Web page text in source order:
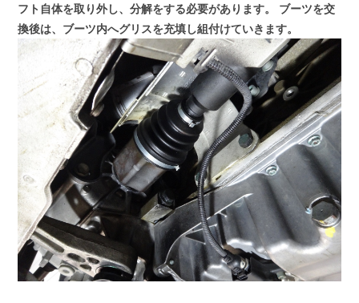
フト自体を取り外し、分解をする必要があります。
ブーツを交
換後は、ブーツ内へグリスを充填し組付けていきます。